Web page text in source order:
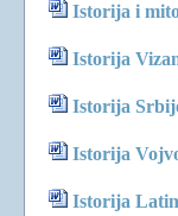
Istorija i
Istorija
Istorija
Istorija
Istorija